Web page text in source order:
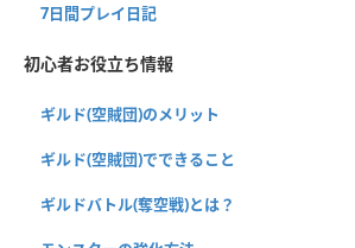
7日間プレイ日記
初心者お役立ち情報
ギルド(空賊団)のメリット
ギルド(空賊団)でできること
ギルドバトル(奪空戦)とは？